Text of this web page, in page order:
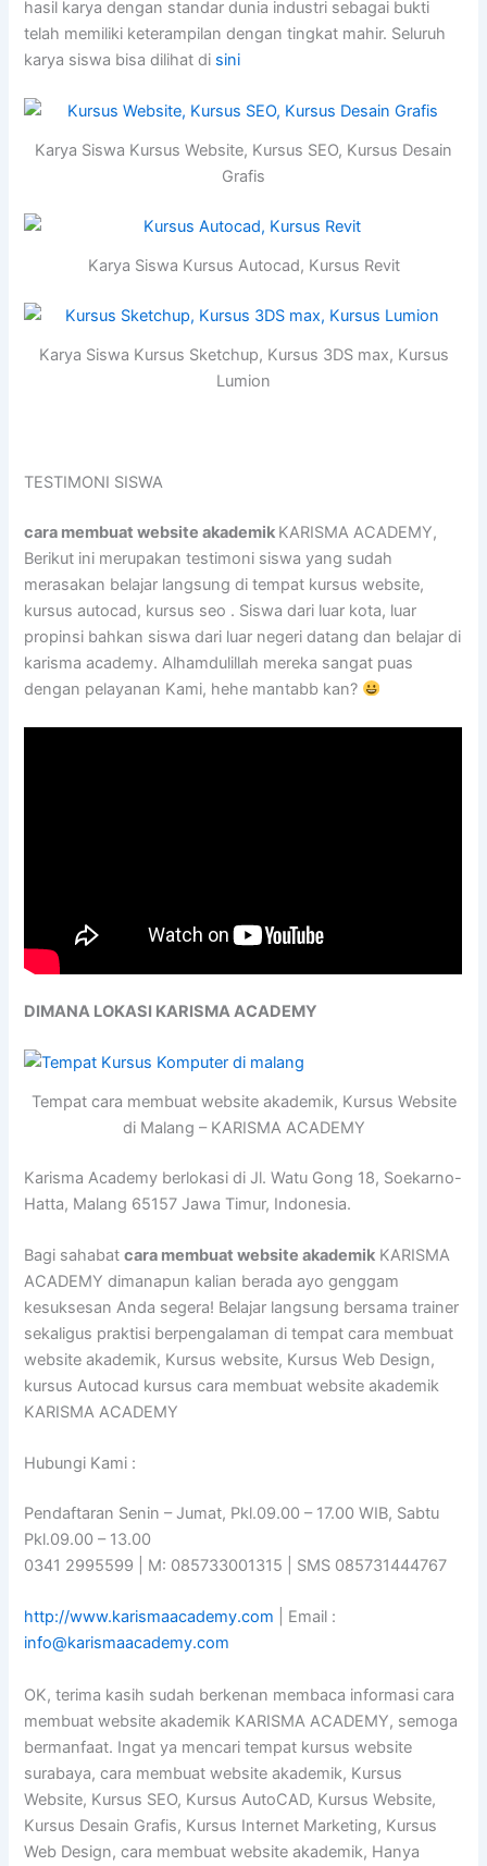
hasil karya dengan standar dunia industri sebagai bukti
telah memiliki keterampilan dengan tingkat mahir. Seluruh
karya siswa bisa dilihat di sini
Karya Siswa Kursus Website, Kursus SEO, Kursus Desain
Grafis
Karya Siswa Kursus Autocad, Kursus Revit
Karya Siswa Kursus Sketchup, Kursus 3DS max, Kursus
Lumion
TESTIMONI SISWA
cara membuat website akademik KARISMA ACADEMY,
Berikut ini merupakan testimoni siswa yang sudah
merasakan belajar langsung di tempat kursus website,
kursus autocad, kursus seo . Siswa dari luar kota, luar
propinsi bahkan siswa dari luar negeri datang dan belajar di
karisma academy. Alhamdulillah mereka sangat puas
dengan pelayanan Kami, hehe mantabb kan?
DIMANA LOKASI KARISMA ACADEMY
Tempat cara membuat website akademik, Kursus Website
di Malang – KARISMA ACADEMY
Karisma Academy berlokasi di Jl. Watu Gong 18, Soekarno-
Hatta, Malang 65157 Jawa Timur, Indonesia.
Bagi sahabatcara membuat website akademik KARISMA
ACADEMY dimanapun kalian berada ayo genggam
kesuksesan Anda segera! Belajar langsung bersama trainer
sekaligus praktisi berpengalaman di tempat cara membuat
website akademik, Kursus website, Kursus Web Design,
kursus Autocad kursus cara membuat website akademik
KARISMA ACADEMY
Hubungi Kami :
Pendaftaran Senin – Jumat, Pkl.09.00 – 17.00 WIB, Sabtu
Pkl.09.00 – 13.00
0341 2995599 | M: 085733001315 | SMS 085731444767
http://www.karismaacademy.com | Email :
info@karismaacademy.com
OK, terima kasih sudah berkenan membaca informasi cara
membuat website akademik KARISMA ACADEMY, semoga
bermanfaat. Ingat ya mencari tempat kursus website
surabaya, cara membuat website akademik, Kursus
Website, Kursus SEO, Kursus AutoCAD, Kursus Website,
Kursus Desain Grafis, Kursus Internet Marketing, Kursus
Web Design, cara membuat website akademik, Hanya